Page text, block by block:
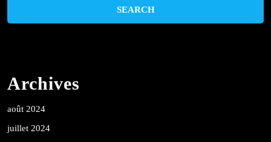
Archives
août 2024
juillet 2024